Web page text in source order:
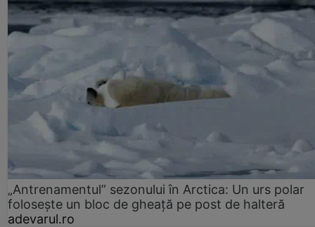
„Antrenamentul” sezonului în Arctica: Un urs polar
folosește un bloc de gheață pe post de halteră
adevarul.ro